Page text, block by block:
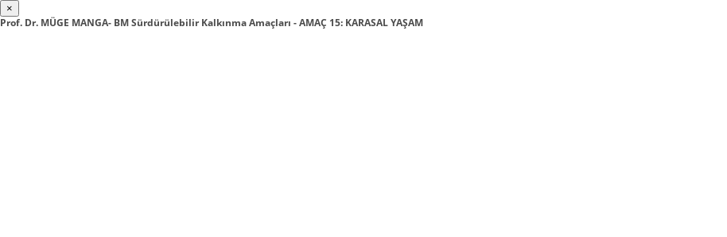
×
Prof. Dr. MÜGE MANGA- BM Sürdürülebilir Kalkınma Amaçları - AMAÇ 15: KARASAL YAŞAM